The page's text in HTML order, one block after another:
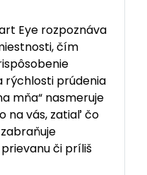
Eye rozpoznáva
čím
rýchlosti prúdenia
mňa“ nasmeruje
na vás, zatiaľ čo
či príliš